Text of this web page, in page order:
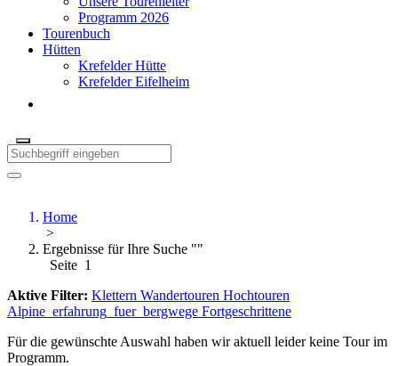
Programm 2026
Tourenbuch
Hütten
Krefelder Hütte
Krefelder Eifelheim
Home
>
Ergebnisse für Ihre Suche ""
Seite 1
Aktive Filter: Klettern Wandertouren Hochtouren
Alpine_erfahrung_fuer_bergwege Fortgeschrittene
Für die gewünschte Auswahl haben wir aktuell leider keine Tour im
Programm.